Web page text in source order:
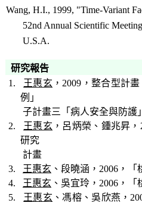
Wang, H.I., 1999, "Time-Variant
52nd Annual Scientific
U.S.A.
研究報告
1.
王惠玄 ， 2009 ，整合型計
例」
子計畫三「病人安全與防護
2.
王惠玄 ，呂炳榮、鍾兆昇，
研究
計畫
3.
王惠玄 、段曉涵， 2006 ，
4.
王惠玄 、吳宜玲， 2006 ，
5.
王惠玄 、馮榕、吳欣燕，